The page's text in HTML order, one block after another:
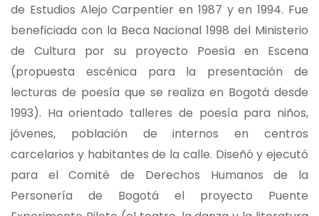
de Estudios Alejo Carpentier en 1987 y en 1994. Fue
beneficiada con la Beca Nacional 1998 del Ministerio
de Cultura por su proyecto Poesía en Escena
(propuesta escénica para la presentación de
lecturas de poesía que se realiza en Bogotá desde
1993). Ha orientado talleres de poesía para niños,
jóvenes, población de internos en centros
carcelarios y habitantes de la calle. Diseñó y ejecutó
para el Comité de Derechos Humanos de la
Personería de Bogotá el proyecto Puente